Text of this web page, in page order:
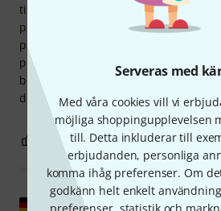
Serveras med
Med våra cookies vill vi
möjliga shoppingupplevelsen
till. Detta inkluderar till
erbjudanden, personliga
komma ihåg preferenser. Om
godkänn helt enkelt
preferenser, statistik och
tillgängliga via pekskärmen), många
plugin-program och effekter. Den
professionellt arbete, men du kan
programvaran får en eller två
buggarna är åtgärdade.
denna mixer.
1 ANMÄL RECENSION
Visa original